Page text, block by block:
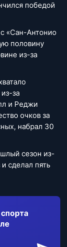
победой
«Сан-Антонио
половину
из-за
за
и Реджи
очков за
набрал 30
сезон из-
сделал пять